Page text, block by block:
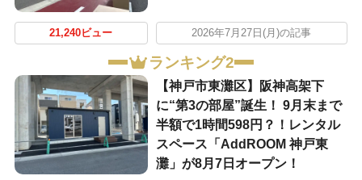
21,240ビュー 2026年7月27日(月)の記事
ランキング2
【神戸市東灘区】阪神高架下
に“第3の部屋”誕生！ 9月末まで
半額で1時間598円？！レンタル
スペース「AddROOM 神戸東
灘」が8月7日オープン！